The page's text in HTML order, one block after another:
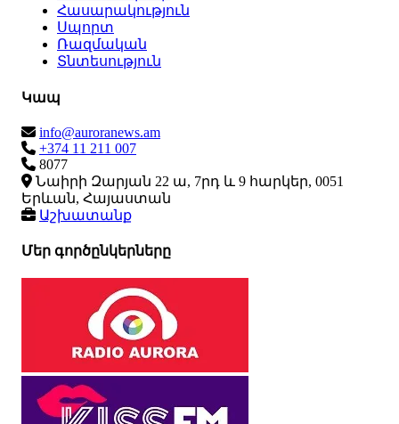
Հասարակություն
Սպորտ
Ռազմական
Տնտեսություն
Կապ
info@auroranews.am
+374 11 211 007
8077
Նաիրի Զարյան 22 ա, 7րդ և 9 հարկեր, 0051
Երևան, Հայաստան
Աշխատանք
Մեր գործընկերները